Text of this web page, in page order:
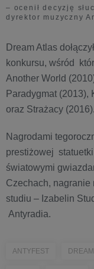
– ocenił decyzję
dyrektor muzyczny
Dream Atlas
konkursu, wśród
Another World
Paradygmat
oraz Strażacy (2016).
Nagrodami
prestiżowej statuetki
światowymi
Czechach, nagranie
studiu – Izabelin
Antyradia.
ANTYFEST